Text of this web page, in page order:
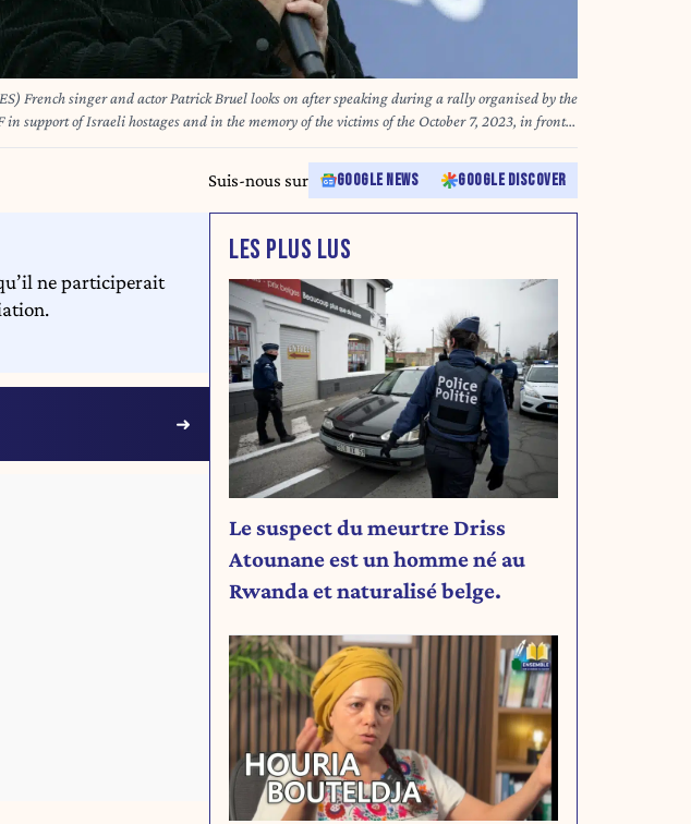
French singer and actor Patrick Bruel looks on after speaking during a rally organised by the
in support of Israeli hostages and in the memory of the victims of the October 7, 2023, in front
Trocadero in Paris, on October 17, 2025. Paris mayor Emmanuel Grégoire said on May 20,
that Patrick Bruel should "put his career on hold" and personally cancel his concert scheduled
8 at the Zénith in Paris as the artist faces investigations into alleged sexual violence.
Suis-nous sur GOOGLE NEWS GOOGLE DISCOVER
ne participerait
LES PLUS LUS
Le suspect du meurtre Driss
Atounane est un homme né au
Rwanda et naturalisé belge.